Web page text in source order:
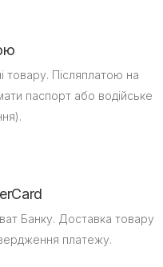
товару. Післяплатою на
паспорт або водійське
Банку. Доставка товару
платежу.